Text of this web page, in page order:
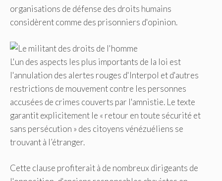
organisations de défense des droits humains
considèrent comme des prisonniers d'opinion.
L'un des aspects les plus importants de la loi est
l'annulation des alertes rouges d'Interpol et d'autres
restrictions de mouvement contre les personnes
accusées de crimes couverts par l'amnistie. Le texte
garantit explicitement le « retour en toute sécurité et
sans persécution » des citoyens vénézuéliens se
trouvant à l’étranger.
Cette clause profiterait à de nombreux dirigeants de